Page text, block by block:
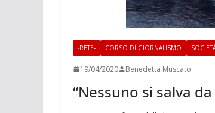
-RETE- CORSO DI GIORNALISMO
19/04/2020 Benedetta Muscato
“Nessuno si salva